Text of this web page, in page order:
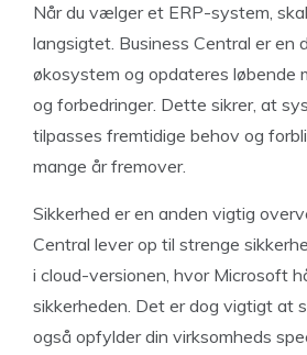
Når du vælger et ERP-system,
langsigtet. Business Central er en
økosystem og opdateres løbende
og forbedringer. Dette sikrer, at
tilpasses fremtidige behov og
mange år fremover.
Sikkerhed er en anden vigtig
Central lever op til strenge
i cloud-versionen, hvor Microsoft
sikkerheden. Det er dog vigtigt at
også opfylder din virksomheds